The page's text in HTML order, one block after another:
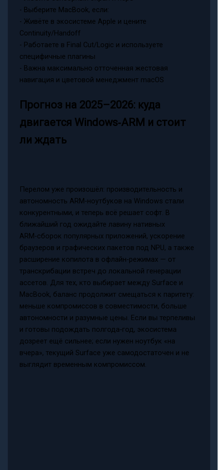
- Выберите MacBook, если:
- Живёте в экосистеме Apple и цените
Continuity/Handoff
- Работаете в Final Cut/Logic и используете
специфичные плагины
- Важна максимально отточенная жестовая
навигация и цветовой менеджмент macOS
Прогноз на 2025–2026: куда
двигается Windows‑ARM и стоит
ли ждать
Перелом уже произошёл: производительность и
автономность ARM‑ноутбуков на Windows стали
конкурентными, и теперь всё решает софт. В
ближайший год ожидайте лавину нативных
ARM‑сборок популярных приложений, ускорение
браузеров и графических пакетов под NPU, а также
расширение копилота в офлайн‑режимах — от
транскрибации встреч до локальной генерации
ассетов. Для тех, кто выбирает между Surface и
MacBook, баланс продолжит смещаться к паритету:
меньше компромиссов в совместимости, больше
автономности и разумные цены. Если вы терпеливы
и готовы подождать полгода‑год, экосистема
дозреет ещё сильнее; если нужен ноутбук «на
вчера», текущий Surface уже самодостаточен и не
выглядит временным компромиссом.